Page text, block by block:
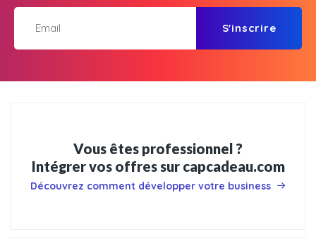
S'inscrire
Vous êtes professionnel ?
Intégrer vos offres sur capcadeau.com
Découvrez comment développer votre business